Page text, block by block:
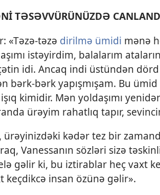
TƏSƏVVÜRÜNÜZDƏ
«Təzə-təzə dirilmə ümidi mənə
istəyirdim, balalarım
idi. Ancaq indi üstündən
bərk-bərk yapışmışam. Bu
kimidir. Mən yoldaşımı
ürəyim rahatlıq tapır,
ürəyinizdəki kədər tez bir
Vanessanın sözləri sizə
gəlir ki, bu iztirablar heç vaxt
keçdikcə insan özünə gəlir».